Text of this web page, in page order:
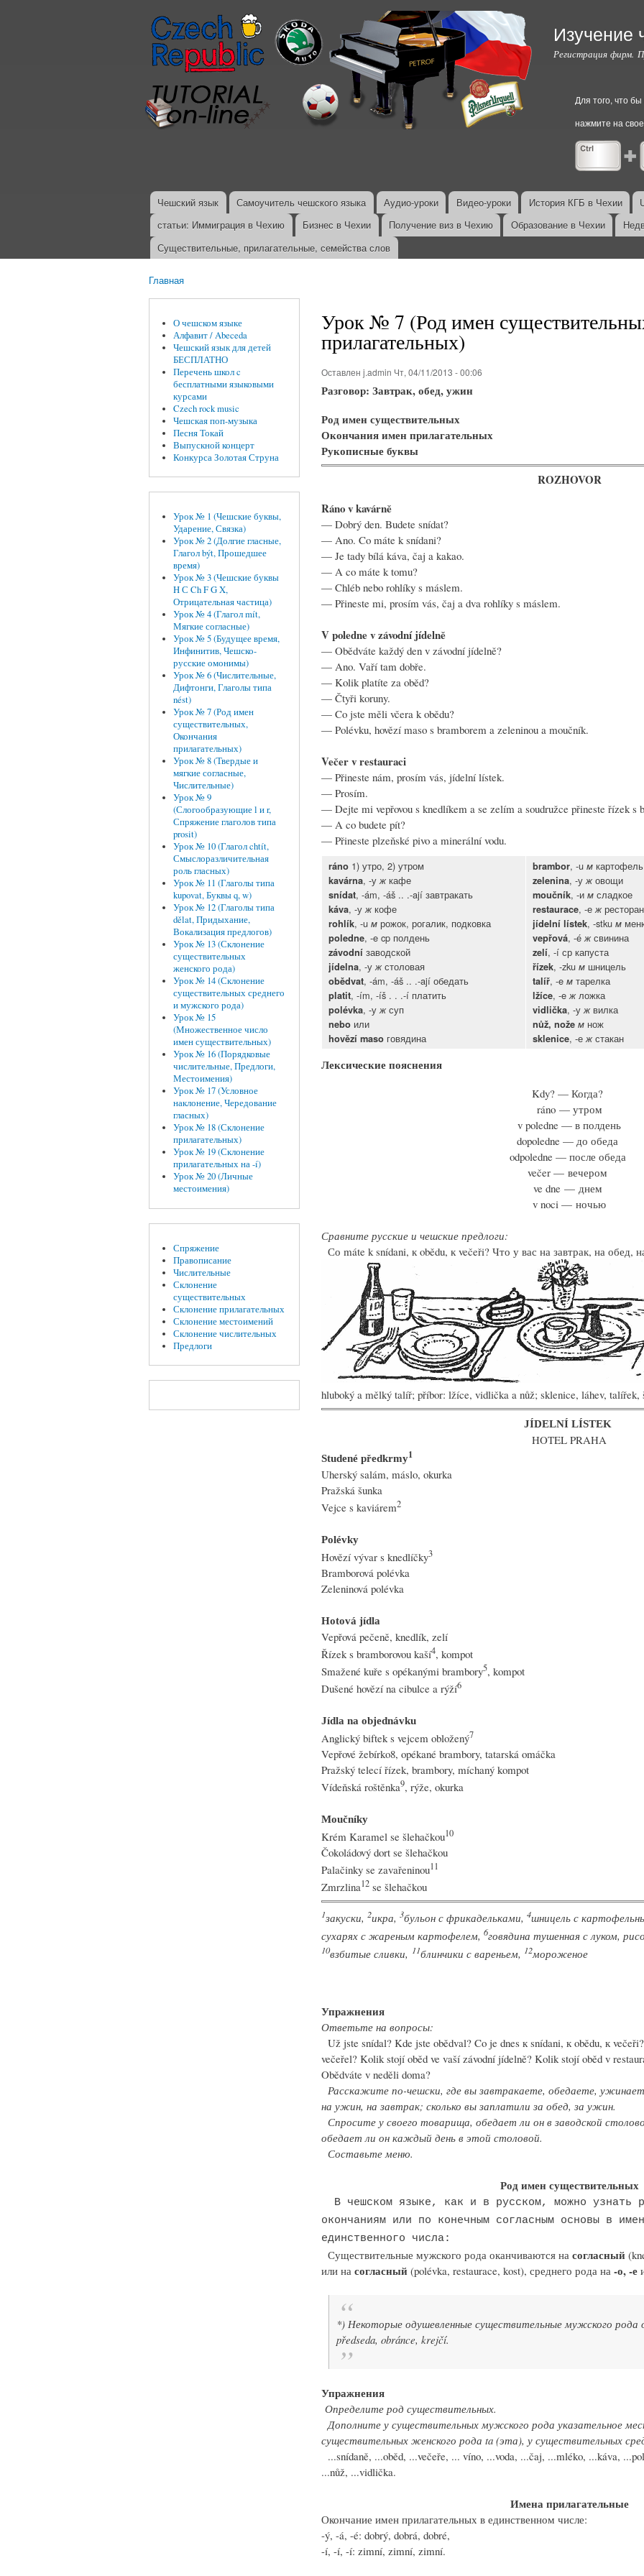
Перейти к
основному
содержанию
Изучение
Регистрация фирм.
Для того, что
нажмите на
Главное меню
Чешский язык Самоучитель чешского языка Аудио-уроки Видео-уроки История КГБ в Чехии
статьи: Иммиграция в Чехию
Бизнес в Чехии Получение виз в Чехию Образование в Чехии
Существительные, прилагательные, семейства слов
Главная
О чешском языке
Алфавит / Abeceda
Чешский язык для детей
БЕСПЛАТНО
Перечень школ c
бесплатными языковыми
курсами
Czech rock music
Чешская поп-музыка
Песня Токай
Выпускной концерт
Конкурса Золотая Струна
Урок № 1 (Чешские буквы,
Ударение, Связка)
Урок № 2 (Долгие гласные,
Глагол být, Прошедшее
время)
Урок № 3 (Чешские буквы
H С Ch F G X,
Отрицательная частица)
Урок № 4 (Глагол mít,
Мягкие согласные)
Урок № 5 (Будущее время,
Инфинитив, Чешско-
русские омонимы)
Урок № 6 (Числительные,
Дифтонги, Глаголы типа
nést)
Урок № 7 (Род имен
существительных,
Окончания
прилагательных)
Урок № 8 (Твердые и
мягкие согласные,
Числительные)
Урок № 9
(Слогообразующие l и r,
Спряжение глаголов типа
prosit)
Урок № 10 (Глагол chtít,
Смыслоразличительная
роль гласных)
Урок № 11 (Глаголы типа
kupovat, Буквы q, w)
Урок № 12 (Глаголы типа
dělat, Придыхание,
Вокализация предлогов)
Урок № 13 (Склонение
существительных
женского рода)
Урок № 14 (Склонение
существительных среднего
и мужского рода)
Урок № 15
(Множественное число
имен существительных)
Урок № 16 (Порядковые
числительные, Предлоги,
Местоимения)
Урок № 17 (Условное
наклонение, Чередование
гласных)
Урок № 18 (Склонение
прилагательных)
Урок № 19 (Склонение
прилагательных на -í)
Урок № 20 (Личные
местоимения)
Спряжение
Правописание
Числительные
Склонение
существительных
Склонение прилагательных
Склонение местоимений
Склонение числительных
Предлоги
Урок № 7 (Род имен
прилагательных)
Оставлен j.admin Чт, 04/11/2013 - 00:06
Разговор: Завтрак, обед, ужин
Род имен существительных
Окончания имен прилагательных
Рукописные буквы
ROZHOVOR
Ráno v kavárně
— Dobrý den. Budete snídat?
— Ano. Co máte k snídani?
— Je tady bílá káva, čaj a kakao.
— A co máte k tomu?
— Chléb nebo rohlíky s máslem.
— Přineste mi, prosím vás, čaj a dva rohlíky s máslem.
V poledne v závodní jídelně
— Obědváte každý den v závodní jídelně?
— Ano. Vaří tam dobře.
— Kolik platíte za oběd?
— Čtyři koruny.
— Co jste měli včera k obědu?
— Polévku, hovězí maso s bramborem a zeleninou a moučník.
Večer v restauraci
— Přineste nám, prosím vás, jídelní lístek.
— Prosím.
— Dejte mi vepřovou s knedlíkem a se zelím a soudružce přineste řízek s
— A co budete pít?
— Přineste plzeňské pivo a minerální vodu.
ráno 1) утро, 2) утром
kavárna, -уж кафе
snídat, -ám, -áš .. .-ají завтракать
káva, -уж кофе
rohlík, -u м рожок, рогалик, подковка
poledne, -e cp полдень
závodní заводской
jídelna, -уж столовая
obědvat, -ám, -áš .. .-ají обедать
platit, -ím, -íš . . .-í платить
polévka, -уж суп
nebo или
hovězí maso говядина
brambor, -u м картофель
zelenina, -уж овощи
moučník, -и м сладкое
restaurace, -еж ресторан
jídelní lístek, -stku м
vepřová, -éж свинина
zelí, -í ср капуста
řízek, -zku м шницель
talíř, -e м тарелка
lžíce, -eж ложка
vidlička, -уж вилка
nůž, nože м нож
sklenice, -еж стакан
Лексические пояснения
Kdy? — Когда?
ráno — утром
v poledne — в полдень
dopoledne — до обеда
odpoledne — после обеда
večer — вечером
ve dne — днем
v noci — ночью
Сравните русские и чешские предлоги:
Со máte k snídani, к obědu, к večeři? Что у вас на завтрак, на обед,
hluboký a mělký talíř; příbor: lžíce, vidlička a nůž; sklenice, láhev, talířek,
JÍDELNÍ LÍSTEK
HOTEL PRAHA
Studené předkrmy1
Uherský salám, máslo, okurka
Pražská šunka
Vejce s kaviárem2
Polévky
Hovězí vývar s knedlíčky3
Bramborová polévka
Zeleninová polévka
Hotová jídla
Vepřová pečeně, knedlík, zelí
Řízek s bramborovou kaší4, kompot
Smažené kuře s opékanými brambory5, kompot
Dušené hovězí na cibulce a rýží6
Jídla na objednávku
Anglický biftek s vejcem obložený7
Vepřové žebírko8, opékané brambory, tatarská omáčka
Pražský telecí řízek, brambory, míchaný kompot
Vídeňská roštěnka9, rýže, okurka
Moučníky
Krém Karamel se šlehačkou10
Čokoládový dort se šlehačkou
Palačinky se zavařeninou11
Zmrzlina12 se šlehačkou
1закуски, 2икра, 3бульон с фрикадельками, 4шницель с
сухарях с жареным картофелем, 6говядина тушенная с луком,
10взбитые сливки, 11блинчики с вареньем, 12мороженое
Упражнения
Ответьте на вопросы:
Už jste snídal? Kde jste obědval? Co je dnes к snídani, к obědu, к
večeřel? Kolik stojí oběd ve vaší závodní jídelně? Kolik stojí oběd v
Obědváte v neděli doma?
Расскажите по-чешски, где вы завтракаете, обедаете,
на ужин, на завтрак; сколько вы заплатили за обед, за ужин.
Спросите у своего товарища, обедает ли он в заводской
обедает ли он каждый день в этой столовой.
Составьте меню.
Род имен существительных
В чешском языке, как и в русском, можно узнать
окончаниям или по конечным согласным основы в
единственного числа:
Существительные мужского рода оканчиваются на согласный
или на согласный (polévka, restaurace, kost), среднего рода на -о, -е
*) Некоторые одушевленные существительные мужского рода
předseda, obránce, krejčí.
Упражнения
Определите род существительных.
Дополните у существительных мужского рода указательное
существительных женского рода ta (эта), у существительных
...snídaně, ...oběd, ...večeře, ... víno, ...voda, ...čaj, ...mléko, ...káva,
...nůž, ...vidlička.
Имена прилагательные
Окончание имен прилагательных в единственном числе:
-ý, -á, -é: dobrý, dobrá, dobré,
-í, -í, -í: zimní, zimní, zimní.